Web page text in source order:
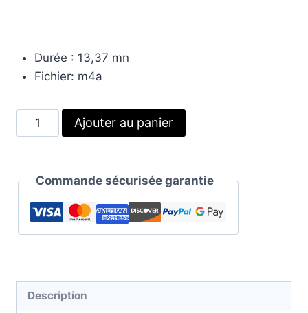
Durée : 13,37 mn
Fichier: m4a
quantité
de
guérisseur
Auto-
Hypnose
Ajouter au panier
Commande sécurisée garantie
Description